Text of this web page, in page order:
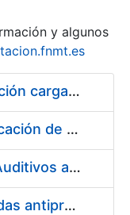
y algunos
Pliego condiciones optimización cargas compras firmado
Acuerdo marco para la fabricación de piezas
Suministro de Protectores Auditivos a medida para las personas trabajadoras de los Centros de Trabajo de Madrid y Burgos
Suministro de gafas graduadas antiproyecciones para los trabajadores de la FNMT-RCM en los centros de trabajo de Madrid y Burgos